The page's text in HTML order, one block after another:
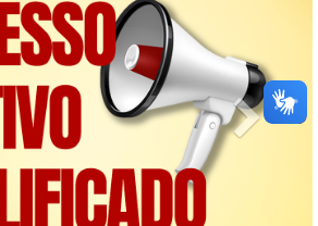
Next